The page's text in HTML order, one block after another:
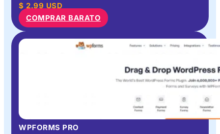
$ 2.99 USD
COMPRAR BARATO
WPFORMS PRO